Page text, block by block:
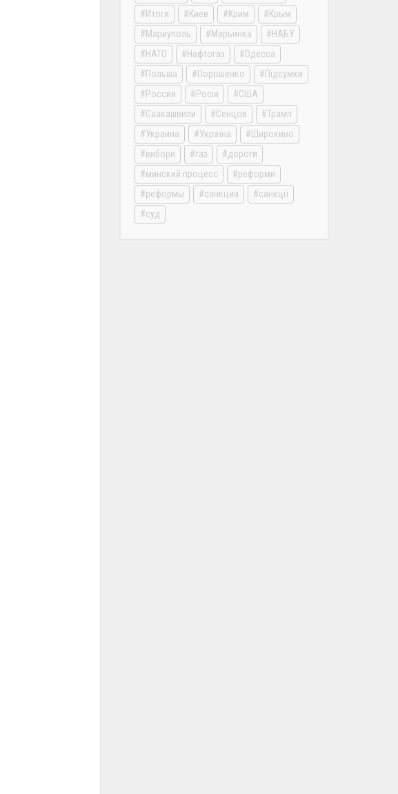
Итоги
Киев Крим
Крым
Мариуполь
Марьинка
НАБУ
НАТО
Нафтогаз
Одесса
Польша
Порошенко
Підсумки
Россия
Росія
США
Саакашвили
Сенцов
Трамп
Украина
Україна
Широкино
вибори
газ
дороги
минский процесс
реформи
реформы
санкции
санкції
суд